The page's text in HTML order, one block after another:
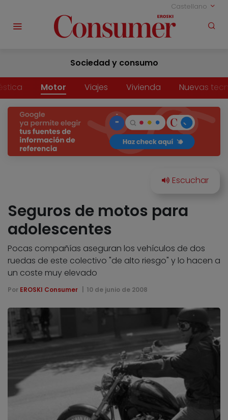
Castellano
Sociedad y consumo
Motor Viajes Vivienda Nuevas
Seguros de motos para
adolescentes
Pocas compañías aseguran los vehículos de dos
ruedas de este colectivo "de alto riesgo" y lo hacen a
un coste muy elevado
Por EROSKI Consumer 10 de junio de 2008